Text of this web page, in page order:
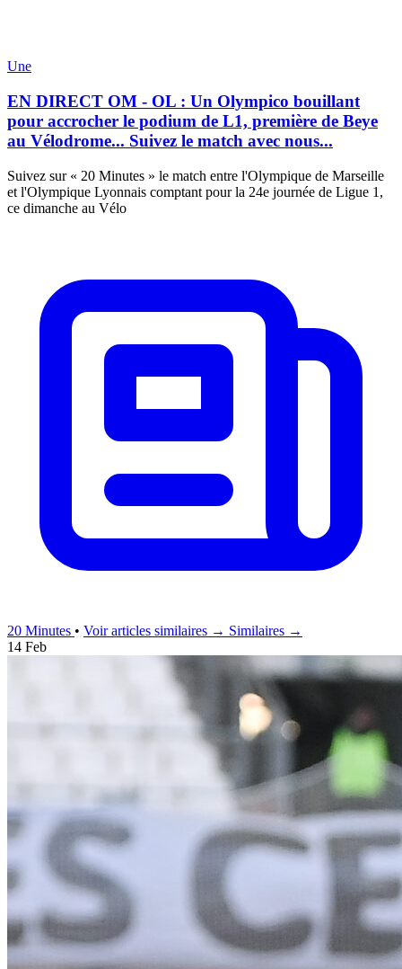
Une
EN DIRECT OM - OL : Un Olympico bouillant
pour accrocher le podium de L1, première de Beye
au Vélodrome... Suivez le match avec nous...
Suivez sur « 20 Minutes » le match entre l'Olympique de Marseille
et l'Olympique Lyonnais comptant pour la 24e journée de Ligue 1,
ce dimanche au Vélo
20 Minutes • Voir articles similaires → Similaires →
14 Feb